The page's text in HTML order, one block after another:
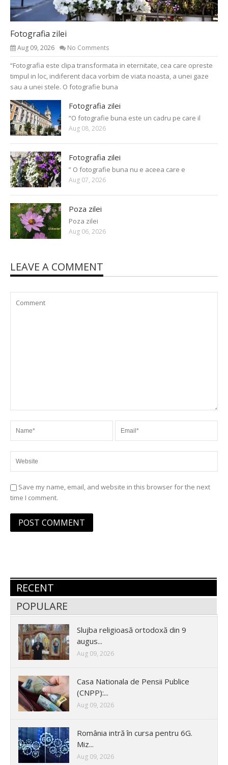
Fotografia zilei
Aug 09, 2026 No Comments
“Fotografia este clipa transformata in eternitate, cea care opreste
timpul in loc, indiferent daca vorbim de viata noasta, a unei gaze
sau a unei stele. O fotografie buna
Fotografia zilei
“O fotografie buna este un cadru pe care il
Aug 08, 2026
Fotografia zilei
” O fotografie buna nu e aceea care e
Aug 07, 2026
Poza zilei
Poza zilei
Aug 06, 2026
LEAVE A COMMENT
Save my name, email, and website in this browser for the next
time I comment.
RECENT
POPULARE
Slujba religioasă ortodoxă din 9
augus...
Aug 09, 2026
Casa Nationala de Pensii Publice
(CNPP):...
Aug 09, 2026
România intră în cursa pentru 6G.
Miz...
Aug 09, 2026